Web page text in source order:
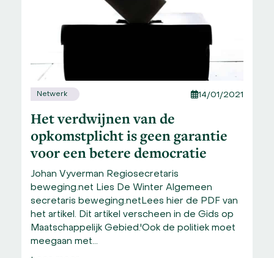
Netwerk 14/01/2021
Het verdwijnen van de
opkomstplicht is geen garantie
voor een betere democratie
Johan Vyverman Regiosecretaris
beweging.net Lies De Winter Algemeen
secretaris beweging.netLees hier de PDF van
het artikel. Dit artikel verscheen in de Gids op
Maatschappelijk Gebied.'Ook de politiek moet
meegaan met…